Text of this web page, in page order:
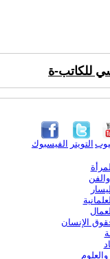
للكاتب-ة
الفيسبوك التويتر
الإنسان